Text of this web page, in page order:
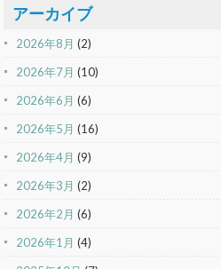
アーカイブ
2026年8月 (2)
2026年7月 (10)
2026年6月 (6)
2026年5月 (16)
2026年4月 (9)
2026年3月 (2)
2026年2月 (6)
2026年1月 (4)